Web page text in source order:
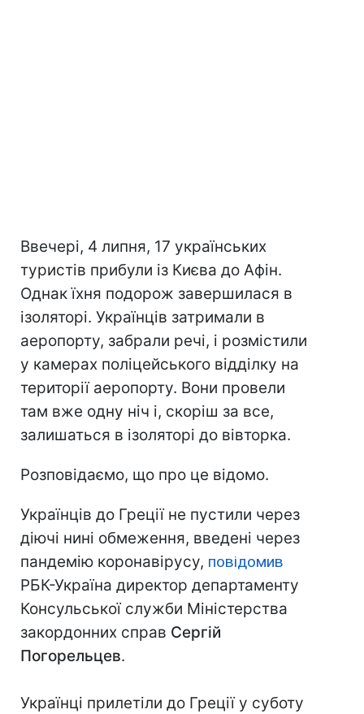
Ввечері, 4 липня, 17 українських
туристів прибули із Києва до Афін.
Однак їхня подорож завершилася в
ізоляторі. Українців затримали в
аеропорту, забрали речі, і розмістили
у камерах поліцейського відділку на
території аеропорту. Вони провели
там вже одну ніч і, скоріш за все,
залишаться в ізоляторі до вівторка.
Розповідаємо, що про це відомо.
Українців до Греції не пустили через
діючі нині обмеження, введені через
пандемію коронавірусу, повідомив
РБК-Україна директор департаменту
Консульської служби Міністерства
закордонних справ Сергій
Погорельцев.
Українці прилетіли до Греції у суботу